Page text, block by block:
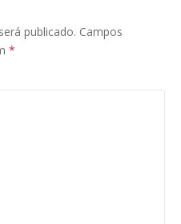
publicado. Campos
*